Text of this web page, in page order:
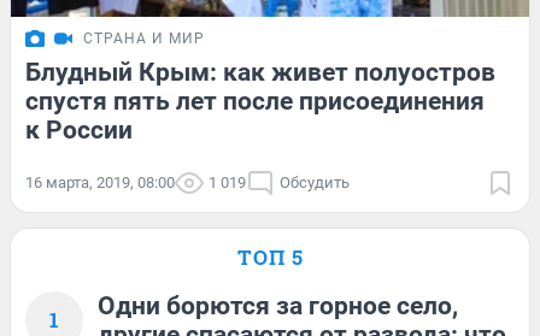
СТРАНА И МИР
Блудный Крым: как живет полуостров
спустя пять лет после присоединения
к России
16 марта, 2019, 08:00 1 019 Обсудить
ТОП 5
1
Одни борются за горное село,